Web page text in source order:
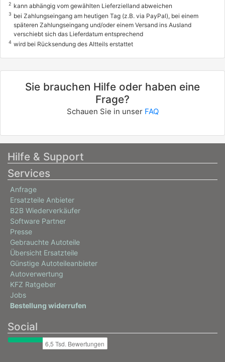
2 kann abhängig vom gewählten Lieferzielland abweichen
3 bei Zahlungseingang am heutigen Tag (z.B. via PayPal), bei einem
späteren Zahlungseingang und/oder einem Versand ins Ausland
verschiebt sich das Lieferdatum entsprechend
4 wird bei Rücksendung des Altteils erstattet
Sie brauchen Hilfe oder haben eine
Frage?
Schauen Sie in unser FAQ
Hilfe & Support
Services
Anfrage
Ersatzteile Anbieter
B2B Wiederverkäufer
Software Partner
Presse
Gebrauchte Autoteile
Übersicht Ersatzteile
Günstige Autoteileanbieter
Autoverwertung
KFZ Ratgeber
Jobs
Bestellung widerrufen
Social